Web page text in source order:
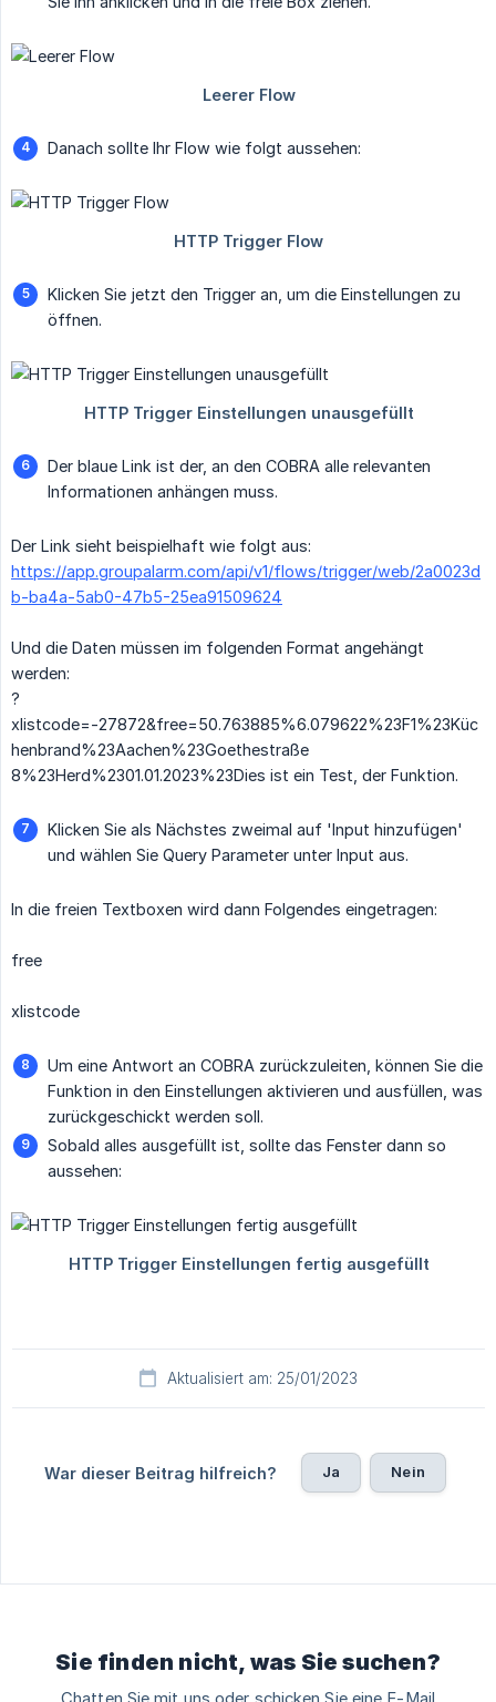
Danach sollte Ihr Flow wie folgt aussehen:
Klicken Sie jetzt den Trigger an, um die Einstellungen zu
öffnen.
Der blaue Link ist der, an den COBRA alle relevanten
Informationen anhängen muss.
Der Link sieht beispielhaft wie folgt aus:
https://app.groupalarm.com/api/v1/flows/trigger/web/2a0023d
b-ba4a-5ab0-47b5-25ea91509624
Und die Daten müssen im folgenden Format angehängt
werden:
?
xlistcode=-27872&free=50.763885%6.079622%23F1%23Küc
henbrand%23Aachen%23Goethestraße
8%23Herd%2301.01.2023%23Dies ist ein Test, der Funktion.
Klicken Sie als Nächstes zweimal auf 'Input hinzufügen'
und wählen Sie Query Parameter unter Input aus.
In die freien Textboxen wird dann Folgendes eingetragen:
free
xlistcode
Um eine Antwort an COBRA zurückzuleiten, können Sie die
Funktion in den Einstellungen aktivieren und ausfüllen, was
zurückgeschickt werden soll.
Sobald alles ausgefüllt ist, sollte das Fenster dann so
aussehen:
Aktualisiert am: 25/01/2023
War dieser Beitrag hilfreich? Ja Nein
Sie finden nicht, was Sie suchen?